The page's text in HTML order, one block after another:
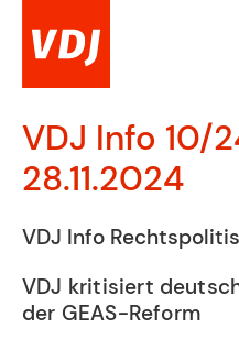
VDJ Info 10/
28.11.2024
VDJ Info
VDJ kritisiert
der GEAS-Reform